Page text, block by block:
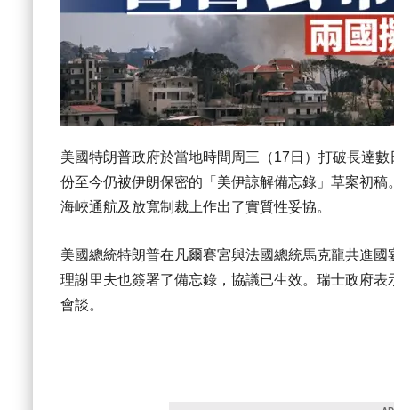
美國特朗普政府於當地時間周三（17日）打破長達
份至今仍被伊朗保密的「美伊諒解備忘錄」草案初
海峽通航及放寬制裁上作出了實質性妥協。
美國總統特朗普在凡爾賽宮與法國總統馬克龍共進
理謝里夫也簽署了備忘錄，協議已生效。瑞士政府
會談。